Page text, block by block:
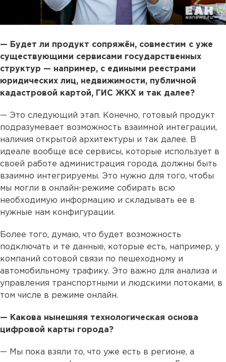
— Будет ли продукт сопряжён, совместим с уже
существующими сервисами государственных
структур — например, с едиными реестрами
юридических лиц, недвижимости, публичной
кадастровой картой, ГИС ЖКХ и так далее?
— Это следующий этап. Конечно, готовый продукт
подразумевает возможность взаимной интеграции,
наличия открытой архитектуры и так далее. В
идеале вообще все сервисы, которые использует в
своей работе администрация города, должны быть
взаимно интегрируемы. Это нужно для того, чтобы
мы могли в онлайн-режиме собирать всю
необходимую информацию и складывать ее в
нужные нам конфигурации.
Более того, думаю, что будет возможность
подключать и те данные, которые есть, например, у
компаний сотовой связи по пешеходному и
автомобильному трафику. Это важно для анализа и
управления транспортными и людскими потоками, в
том числе в режиме онлайн.
— Какова нынешняя технологическая основа
цифровой карты города?
— Мы пока взяли то, что уже есть в регионе, а